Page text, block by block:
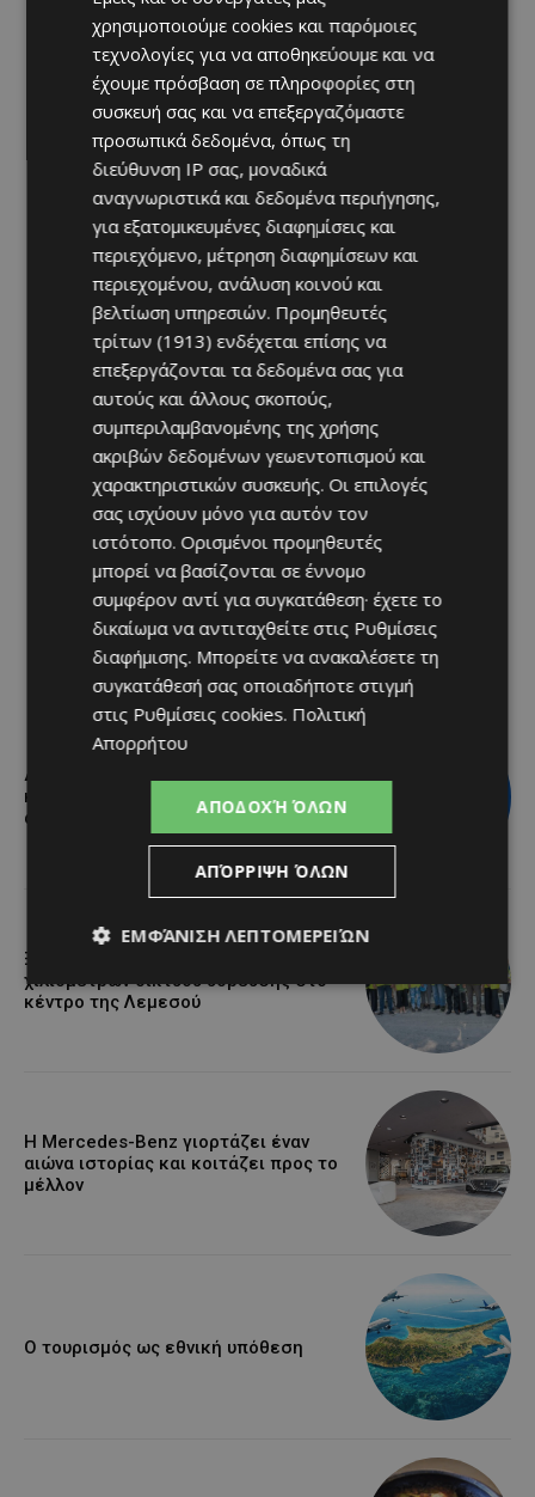
Διεθνώς αναγνωρισμένα κρασιά στην
κορυφαία σχέση ποιότητας-τιμής
από τη Lidl Κύπρου
Ξεκίνησε η αντικατάσταση 100
χιλιομέτρων δικτύου ύδρευσης στο
κέντρο της Λεμεσού
Η Mercedes-Benz γιορτάζει έναν
αιώνα ιστορίας και κοιτάζει προς το
μέλλον
Ο τουρισμός ως εθνική υπόθεση
χρησιμοποιούμε cookies και παρόμοιες
τεχνολογίες για να αποθηκεύουμε και να
έχουμε πρόσβαση σε πληροφορίες στη
συσκευή σας και να επεξεργαζόμαστε
προσωπικά δεδομένα, όπως τη
διεύθυνση IP σας, μοναδικά
αναγνωριστικά και δεδομένα περιήγησης,
για εξατομικευμένες διαφημίσεις και
περιεχόμενο, μέτρηση διαφημίσεων και
περιεχομένου, ανάλυση κοινού και
βελτίωση υπηρεσιών. Προμηθευτές
τρίτων (1913) ενδέχεται επίσης να
επεξεργάζονται τα δεδομένα σας για
αυτούς και άλλους σκοπούς,
συμπεριλαμβανομένης της χρήσης
ακριβών δεδομένων γεωεντοπισμού και
χαρακτηριστικών συσκευής. Οι επιλογές
σας ισχύουν μόνο για αυτόν τον
ιστότοπο. Ορισμένοι προμηθευτές
μπορεί να βασίζονται σε έννομο
συμφέρον αντί για συγκατάθεση· έχετε το
δικαίωμα να αντιταχθείτε στις Ρυθμίσεις
διαφήμισης. Μπορείτε να ανακαλέσετε τη
συγκατάθεσή σας οποιαδήποτε στιγμή
στις Ρυθμίσεις cookies. Πολιτική
Απορρήτου
ΑΠΟΔΟΧΉ ΌΛΩΝ
ΑΠΌΡΡΙΨΗ ΌΛΩΝ
ΕΜΦΆΝΙΣΗ ΛΕΠΤΟΜΕΡΕΙΏΝ